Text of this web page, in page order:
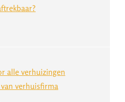
alle verhuizingen
verhuisfirma